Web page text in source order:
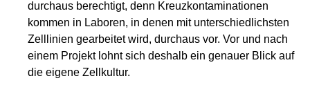
durchaus berechtigt, denn Kreuzkontaminationen
kommen in Laboren, in denen mit unterschiedlichsten
Zelllinien gearbeitet wird, durchaus vor. Vor und nach
einem Projekt lohnt sich deshalb ein genauer Blick auf
die eigene Zellkultur.